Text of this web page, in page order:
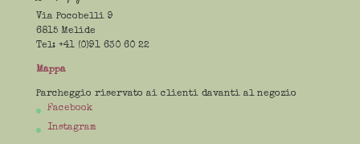
Via Pocobelli 9
6815 Melide
Tel: +41 (0)91 630 60 22
Mappa
Parcheggio riservato ai clienti davanti al negozio
Facebook
Instagram